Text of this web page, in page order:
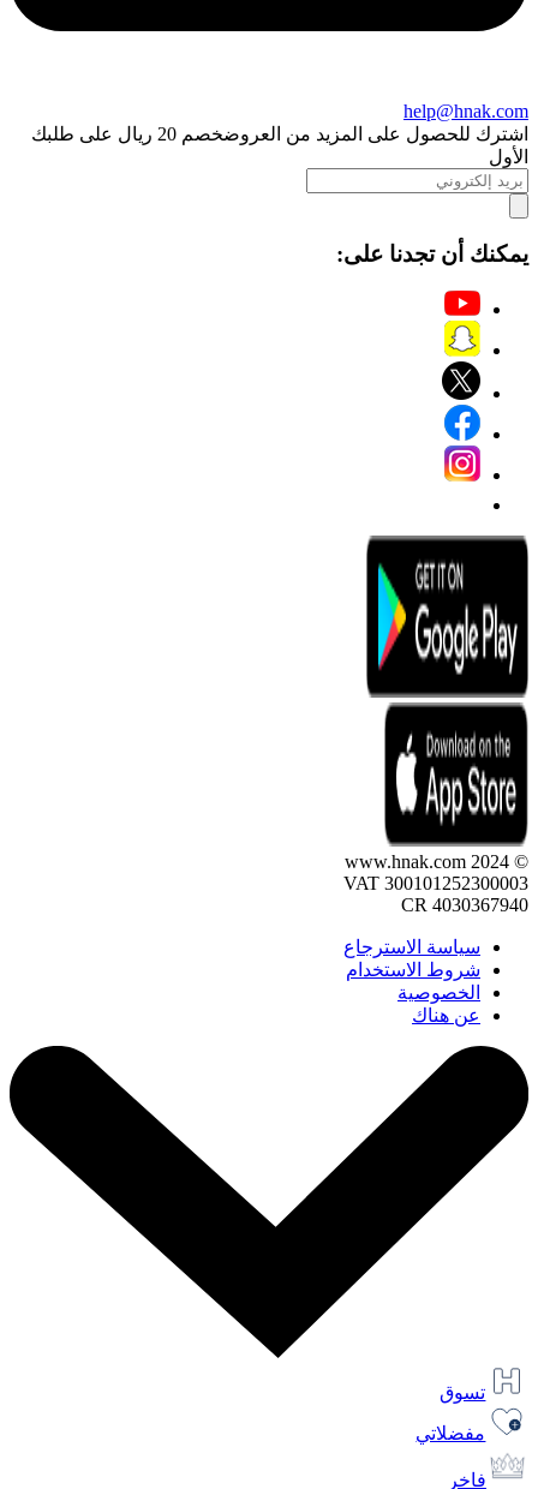
help@hnak.com
اشترك للحصول على المزيد من العروض
خصم 20 ريال على طلبك
الأول
يمكنك أن تجدنا على:
© 2024 www.hnak.com
VAT 300101252300003
CR 4030367940
سياسة الاسترجاع
شروط الاستخدام
الخصوصية
عن هناك
تسوق
مفضلاتي
فاخر